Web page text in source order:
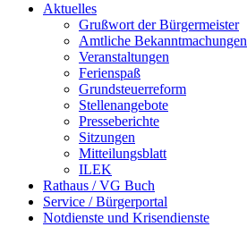
Aktuelles
Grußwort der Bürgermeister
Amtliche Bekanntmachungen
Veranstaltungen
Ferienspaß
Grundsteuerreform
Stellenangebote
Presseberichte
Sitzungen
Mitteilungsblatt
ILEK
Rathaus / VG Buch
Service / Bürgerportal
Notdienste und Krisendienste